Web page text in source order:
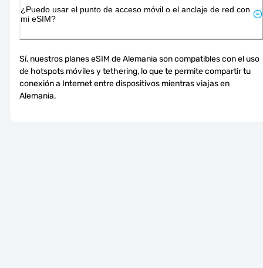
¿Puedo usar el punto de acceso móvil o el anclaje de red con
mi eSIM?
Sí, nuestros planes eSIM de Alemania son compatibles con el uso
de hotspots móviles y tethering, lo que te permite compartir tu
conexión a Internet entre dispositivos mientras viajas en
Alemania.